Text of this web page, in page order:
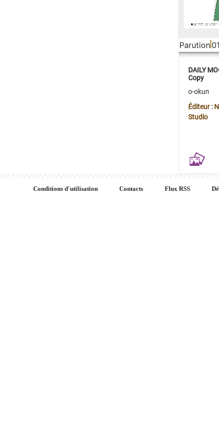
Parution
DAILY
Copy
o-okun
Éditeur :
Studio
Conditions d'utilisation Contacts Flux RSS